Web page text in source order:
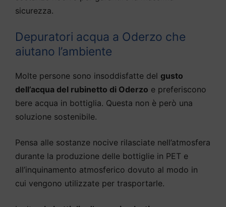
sicurezza.
Depuratori acqua a Oderzo che
aiutano l’ambiente
Molte persone sono insoddisfatte del gusto
dell’acqua del rubinetto di Oderzo e preferiscono
bere acqua in bottiglia. Questa non è però una
soluzione sostenibile.
Pensa alle sostanze nocive rilasciate nell’atmosfera
durante la produzione delle bottiglie in PET e
all’inquinamento atmosferico dovuto al modo in
cui vengono utilizzate per trasportarle.